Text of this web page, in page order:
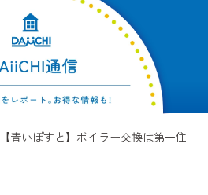
【青いぽすと】ボイラー交換は第一住